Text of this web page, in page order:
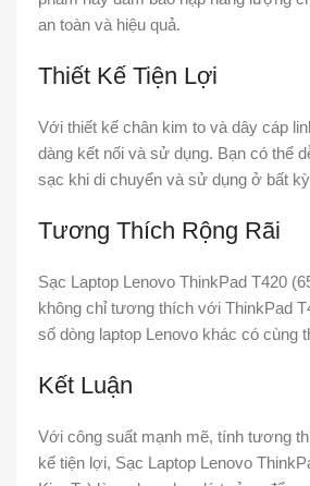
an toàn và hiệu quả.
Thiết Kế Tiện Lợi
Với thiết kế chân kim to và dây cáp
dàng kết nối và sử dụng. Bạn có thể
sạc khi di chuyển và sử dụng ở bất
Tương Thích Rộng Rãi
Sạc Laptop Lenovo ThinkPad T420
không chỉ tương thích với ThinkPad
số dòng laptop Lenovo khác có cùng
Kết Luận
Với công suất mạnh mẽ, tính tương
kế tiện lợi, Sạc Laptop Lenovo